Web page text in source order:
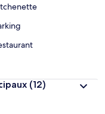
(12)